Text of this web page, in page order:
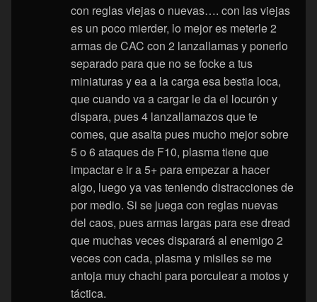
con reglas viejas o nuevas…. con las viejas
es un poco mierder, lo mejor es meterle 2
armas de CAC con 2 lanzallamas y ponerlo
separado para que no se focke a tus
miniaturas y ea a la carga esa bestia loca,
que cuando va a cargar le da el locurón y
dispara, pues 4 lanzallamazos que te
comes, que asalta pues mucho mejor sobre
5 o 6 ataques de F10, plasma tiene que
impactar e ir a 5+ para empezar a hacer
algo, luego ya vas teniendo distracciones de
por medio. Si se juega con reglas nuevas
del caos, pues armas largas para ese dread
que muchas veces disparará al enemigo 2
veces con cada, plasma y misiles se me
antoja muy chachi para porculear a motos y
táctica.